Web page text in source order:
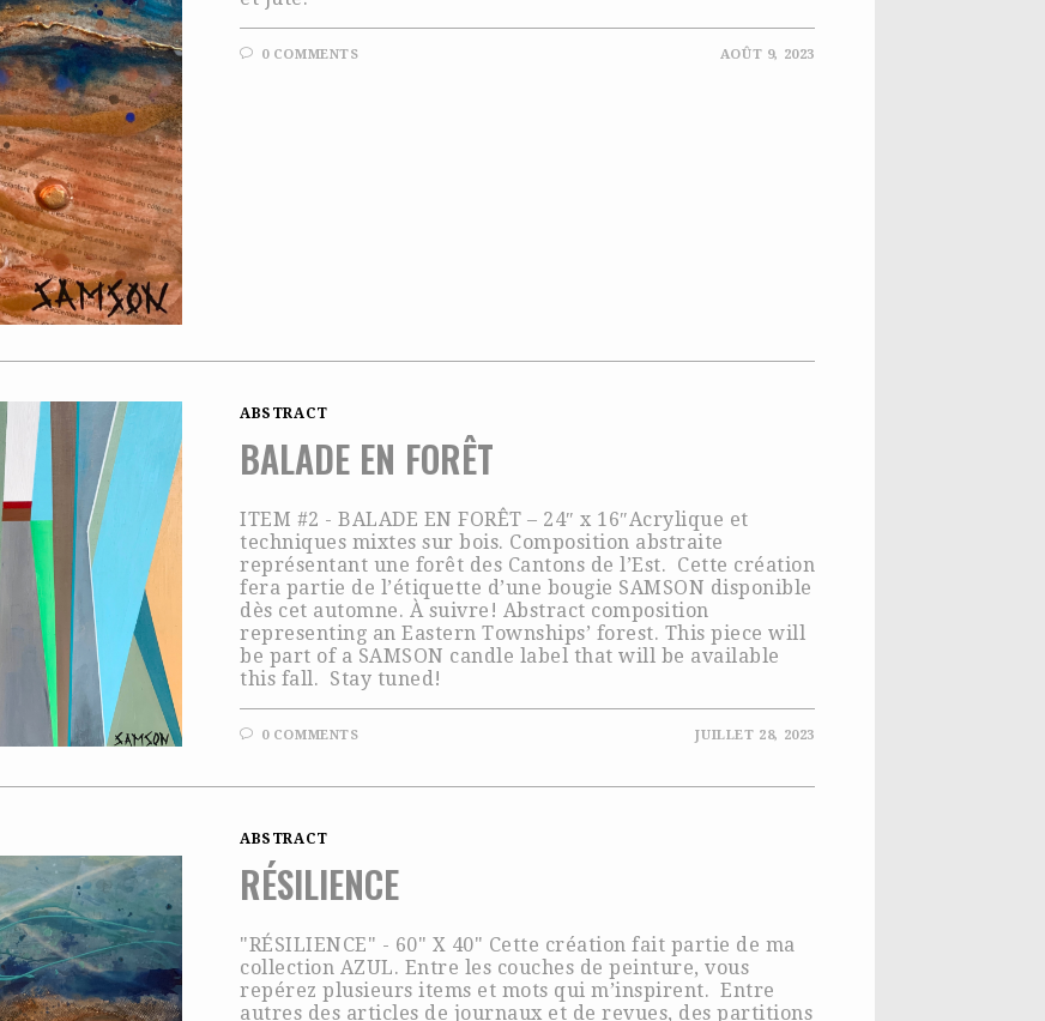
0 COMMENTS AOÛT 9, 2023
ABSTRACT
BALADE EN FORÊT
ITEM #2 - BALADE EN FORÊT – 24″ x 16″Acrylique et
techniques mixtes sur bois. Composition abstraite
représentant une forêt des Cantons de l’Est. Cette création
fera partie de l’étiquette d’une bougie SAMSON disponible
dès cet automne. À suivre! Abstract composition
representing an Eastern Townships’ forest. This piece will
be part of a SAMSON candle label that will be available
this fall. Stay tuned!
0 COMMENTS JUILLET 28, 2023
ABSTRACT
RÉSILIENCE
"RÉSILIENCE" - 60" X 40" Cette création fait partie de ma
collection AZUL. Entre les couches de peinture, vous
repérez plusieurs items et mots qui m’inspirent. Entre
autres des articles de journaux et de revues, des partitions